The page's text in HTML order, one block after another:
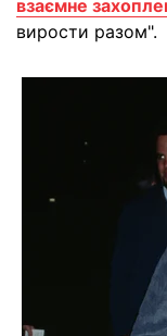
взаємне
вирости разом".